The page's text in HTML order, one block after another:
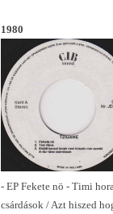
1980
- EP Fekete nö - Timi
csárdások / Azt hiszed